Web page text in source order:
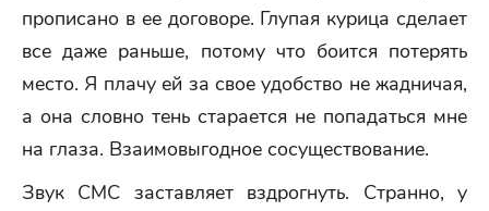
прописано в ее договоре. Глупая курица сделает
все даже раньше, потому что боится потерять
место. Я плачу ей за свое удобство не жадничая,
а она словно тень старается не попадаться мне
на глаза. Взаимовыгодное сосуществование.
Звук СМС заставляет вздрогнуть. Странно, у